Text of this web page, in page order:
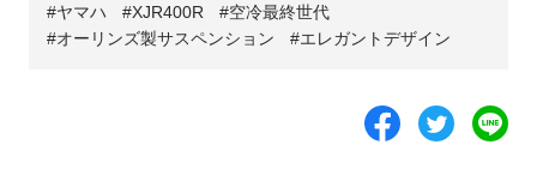
ヤマハ XJR400R
空冷最終世代
オーリンズ製サスペンション
エレガントデザイン